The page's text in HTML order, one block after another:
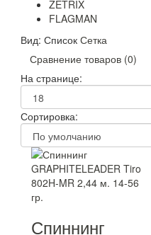
ZETRIX
FLAGMAN
Вид: Список Сетка
Сравнение товаров (0)
На странице:
Сортировка:
Спиннинг